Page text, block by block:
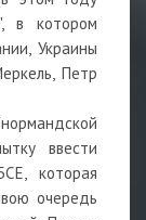
в котором
Украины
Петр
ввести
которая
очередь